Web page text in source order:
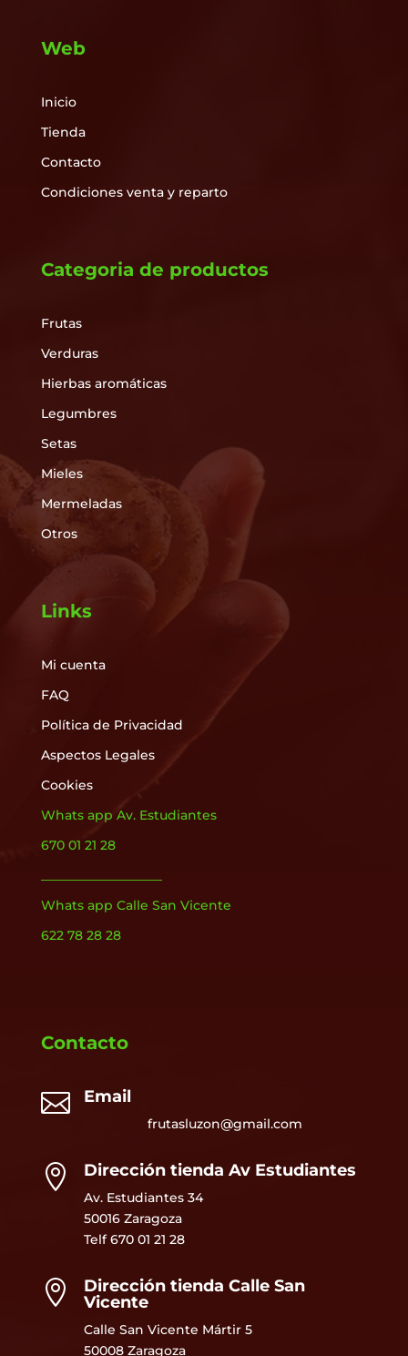
Web
Inicio
Tienda
Contacto
Condiciones venta y reparto
Categoria de productos
Frutas
Verduras
Hierbas aromáticas
Legumbres
Setas
Mieles
Mermeladas
Otros
Links
Mi cuenta
FAQ
Política de Privacidad
Aspectos Legales
Cookies
Whats app Av. Estudiantes
670 01 21 28
Whats app Calle San Vicente
622 78 28 28
Contacto
 Email
frutasluzon@gmail.com
 Dirección tienda Av Estudiantes
Av. Estudiantes 34
50016 Zaragoza
Telf670 01 21 28

Dirección tienda Calle San
Vicente
Calle San Vicente Mártir 5
50008 Zaragoza